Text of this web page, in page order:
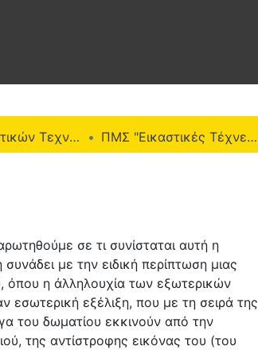
Τμήμα Εικαστικών Τεχνών ΠΜΣ "Εικαστικές Τέχνες" (ΜΕΤ)
σε τι συνίσταται αυτή η
με την ειδική περίπτωση μιας
όπου η άλληλουχία των εξωτερικών
εσωτερική εξέλιξη, που με τη σειρά της
του δωματίου εκκινούν από την
της αντίστροφης εικόνας του (του